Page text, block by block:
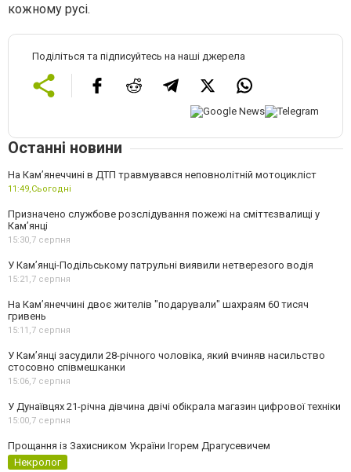
кожному русі.
Поділіться та підписуйтесь на наші джерела
Останні новини
На Кам’янеччині в ДТП травмувався неповнолітній мотоцикліст
11:49,Сьогодні
Призначено службове розслідування пожежі на сміттєзвалищі у
Кам’янці
15:30,7 серпня
У Кам’янці-Подільському патрульні виявили нетверезого водія
15:21,7 серпня
На Камʼянеччині двоє жителів "подарували" шахраям 60 тисяч
гривень
15:11,7 серпня
У Камʼянці засудили 28-річного чоловіка, який вчиняв насильство
стосовно співмешканки
15:06,7 серпня
У Дунаївцях 21-річна дівчина двічі обікрала магазин цифрової техніки
15:00,7 серпня
Прощання із Захисником України Ігорем Драгусевичем
Некролог